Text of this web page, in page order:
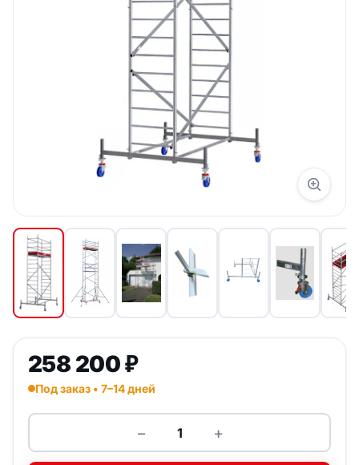
258 200₽
Под заказ • 7–14 дней
Количество товара
− +